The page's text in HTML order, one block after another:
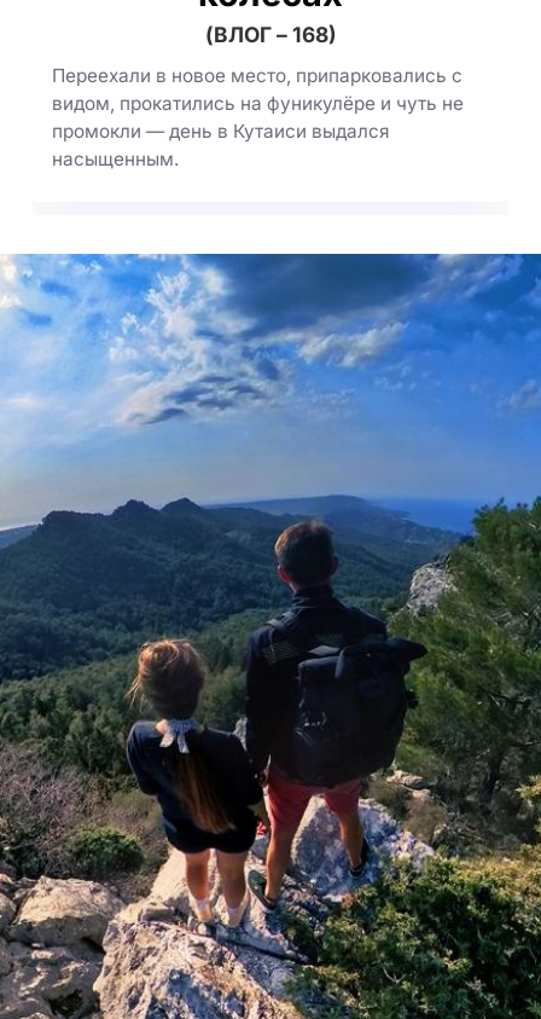
(ВЛОГ – 168)
Переехали в новое место, припарковались с
видом, прокатились на фуникулёре и чуть не
промокли — день в Кутаиси выдался
насыщенным.